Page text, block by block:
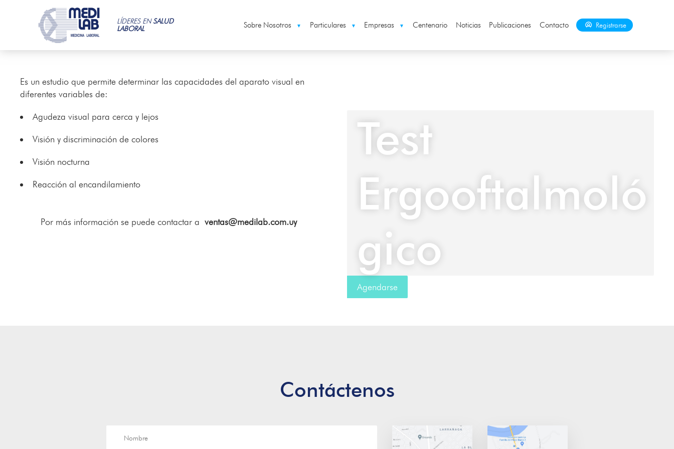
LÍDERES ENSALUD
LABORAL
Sobre Nosotros ▼ Particulares ▼ Empresas ▼ Centenario Noticias Publicaciones Contacto Registrarse
Es un estudio que permite determinar las capacidades del aparato visual en
diferentes variables de:
Agudeza visual para cerca y lejos
Visión y discriminación de colores
Visión nocturna
Reacción al encandilamiento
Por más información se puede contactar a ventas@medilab.com.uy
Test
Ergooftalmoló
gico
Agendarse
Contáctenos